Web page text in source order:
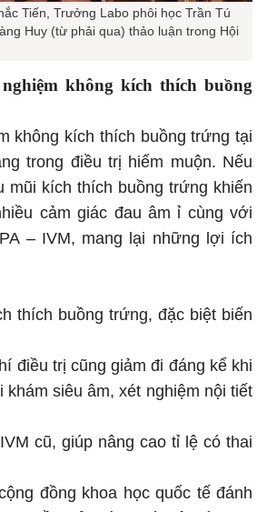
Tiến, Trưởng Labo phôi học Trần Tú
Huy (từ phải qua) thảo luận trong Hội
không kích thích buồng
không kích thích buồng trứng tại
trong điều trị hiếm muộn. Nếu
mũi kích thích buồng trứng khiến
cảm giác đau âm ỉ cùng với
– IVM, mang lại những lợi ích
thích buồng trứng, đặc biệt biến
điều trị cũng giảm đi đáng kể khi
siêu âm, xét nghiệm nội tiết
cũ, giúp nâng cao tỉ lệ có thai
đồng khoa học quốc tế đánh